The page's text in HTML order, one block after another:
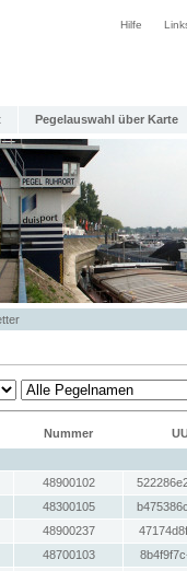
Hilfe
Pegelauswahl über Karte
Nummer
48900102
48300105
48900237
48700103